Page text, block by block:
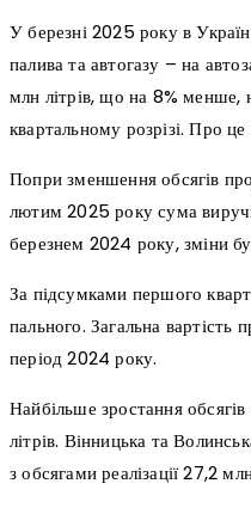
У березні 2025 року в
палива та автогазу – на
млн літрів, що на 8% менше,
квартальному розрізі. Про
Попри зменшення обсягів
лютим 2025 року сума
березнем 2024 року, зміни
За підсумками першого
пального. Загальна
період 2024 року.
Найбільше зростання
літрів. Вінницька та
з обсягами реалізації 27,2